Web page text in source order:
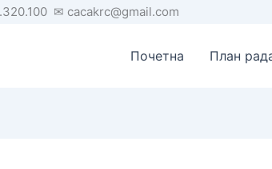
✉ cacakrc@gmail.com
Почетна План